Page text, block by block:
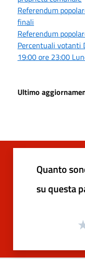
Referendum
finali
Referendum
Percentuali votanti
19:00 ore 23:00
Ultimo
Quanto
su questa